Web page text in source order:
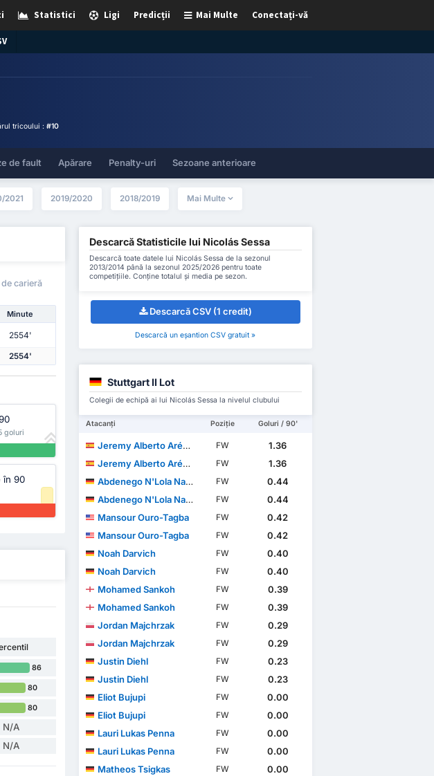
Conectați-vă
Mai Multe
Predicții
Ligi
Statistici
tricoului : #10
de fault Apărare Penalty-uri Sezoane anterioare
2021 2019/2020 2018/2019 Mai Multe
carieră
Minute
2554'
2554'
goluri
în 90
86
80
80
N/A
N/A
Descarcă Statisticile lui Nicolás Sessa
Descarcă toate datele lui Nicolás Sessa de la sezonul
2013/2014 până la sezonul 2025/2026 pentru toate
competițiile. Conține totalul și media pe sezon.
Descarcă CSV (1 credit)
Descarcă un eșantion CSV gratuit »
Stuttgart II Lot
Colegii de echipă ai lui Nicolás Sessa la nivelul clubului
Atacanți Poziție Goluri / 90'
Jeremy Alberto Arévalo Mera FW
1.36
Jeremy Alberto Arévalo Mera
FW
1.36
Abdenego N'Lola Nankishi
FW
0.44
Abdenego N'Lola Nankishi
FW
0.44
Mansour Ouro-Tagba
FW
0.42
Mansour Ouro-Tagba
FW
0.42
Noah Darvich
FW
0.40
Noah Darvich
FW
0.40
Mohamed Sankoh
FW
0.39
Mohamed Sankoh
FW
0.39
Jordan Majchrzak
FW
0.29
Jordan Majchrzak
FW
0.29
Justin Diehl
FW
0.23
Justin Diehl
FW
0.23
Eliot Bujupi
FW
0.00
Eliot Bujupi
FW
0.00
Lauri Lukas Penna
FW
0.00
Lauri Lukas Penna
FW
0.00
Matheos Tsigkas
FW
0.00